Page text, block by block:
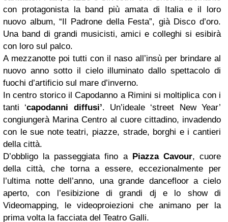
con protagonista la band più amata di Italia e il loro
nuovo album, “Il Padrone della Festa”, già Disco d’oro.
Una band di grandi musicisti, amici e colleghi si esibirà
con loro sul palco.
A mezzanotte poi tutti con il naso all’insù per brindare al
nuovo anno sotto il cielo illuminato dallo spettacolo di
fuochi d’artificio sul mare d’inverno.
In centro storico il Capodanno a Rimini si moltiplica con i
tanti ‘capodanni diffusi’. Un’ideale ‘street New Year’
congiungerà Marina Centro al cuore cittadino, invadendo
con le sue note teatri, piazze, strade, borghi e i cantieri
della città.
D’obbligo la passeggiata fino a Piazza Cavour, cuore
della città, che torna a essere, eccezionalmente per
l’ultima notte dell’anno, una grande dancefloor a cielo
aperto, con l’esibizione di grandi dj e lo show di
Videomapping, le videoproiezioni che animano per la
prima volta la facciata del Teatro Galli.